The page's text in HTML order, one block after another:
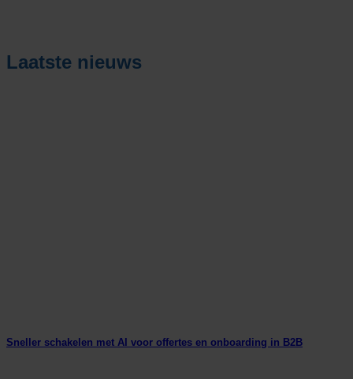
Laatste nieuws
Sneller schakelen met AI voor offertes en onboarding in B2B